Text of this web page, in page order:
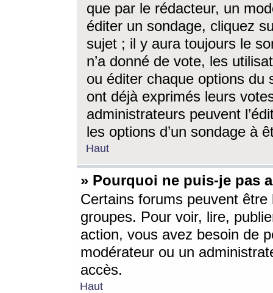
que par le rédacteur, un
éditer un sondage, cliquez
sujet ; il y aura toujours le
n’a donné de vote, les
ou éditer chaque options du
ont déjà exprimés leurs
administrateurs peuvent
les options d’un sondage à
Haut
» Pourquoi ne puis-je pas
Certains forums peuvent être
groupes. Pour voir, lire,
action, vous avez besoin de
modérateur ou un
accès.
Haut